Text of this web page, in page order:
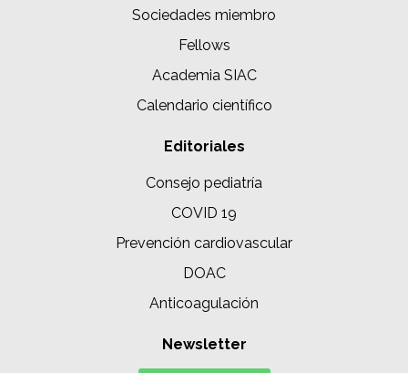
Sociedades miembro
Fellows
Academia SIAC
Calendario científico
Editoriales
Consejo pediatría
COVID 19
Prevención cardiovascular
DOAC
Anticoagulación
Newsletter